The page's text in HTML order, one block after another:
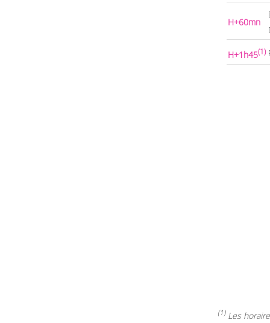
H+60mn
H+1h45(1)
(1)Les